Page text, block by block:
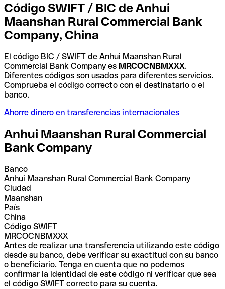
Código SWIFT / BIC de Anhui
Maanshan Rural Commercial Bank
Company, China
El código BIC / SWIFT de Anhui Maanshan Rural
Commercial Bank Company es MRCOCNBMXXX.
Diferentes códigos son usados para diferentes servicios.
Comprueba el código correcto con el destinatario o el
banco.
Ahorre dinero en transferencias internacionales
Anhui Maanshan Rural Commercial
Bank Company
Banco
Anhui Maanshan Rural Commercial Bank Company
Ciudad
Maanshan
País
China
Código SWIFT
MRCOCNBMXXX
Antes de realizar una transferencia utilizando este código
desde su banco, debe verificar su exactitud con su banco
o beneficiario. Tenga en cuenta que no podemos
confirmar la identidad de este código ni verificar que sea
el código SWIFT correcto para su cuenta.